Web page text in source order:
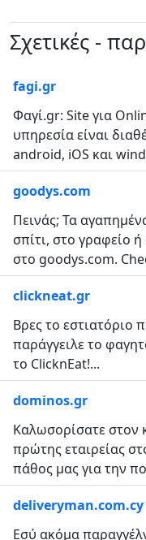
Σχετικές -
fagi.gr
Φαγί.gr: Site για
υπηρεσία είναι
android, iOS και
goodys.com
Πεινάς; Τα
σπίτι, στο γραφείο
στο goodys.com.
clickneat.gr
Βρες το εστιατόριο
παράγγειλε το
το ClicknEat!...
dominos.gr
Καλωσορίσατε στον
πρώτης εταιρείας
πάθος μας για την
deliveryman.com.cy
Εσύ ακόμα